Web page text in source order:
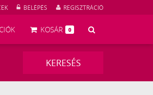
BELÉPÉS REGISZTRÁCIÓ
KOSÁR 0
KERESÉS